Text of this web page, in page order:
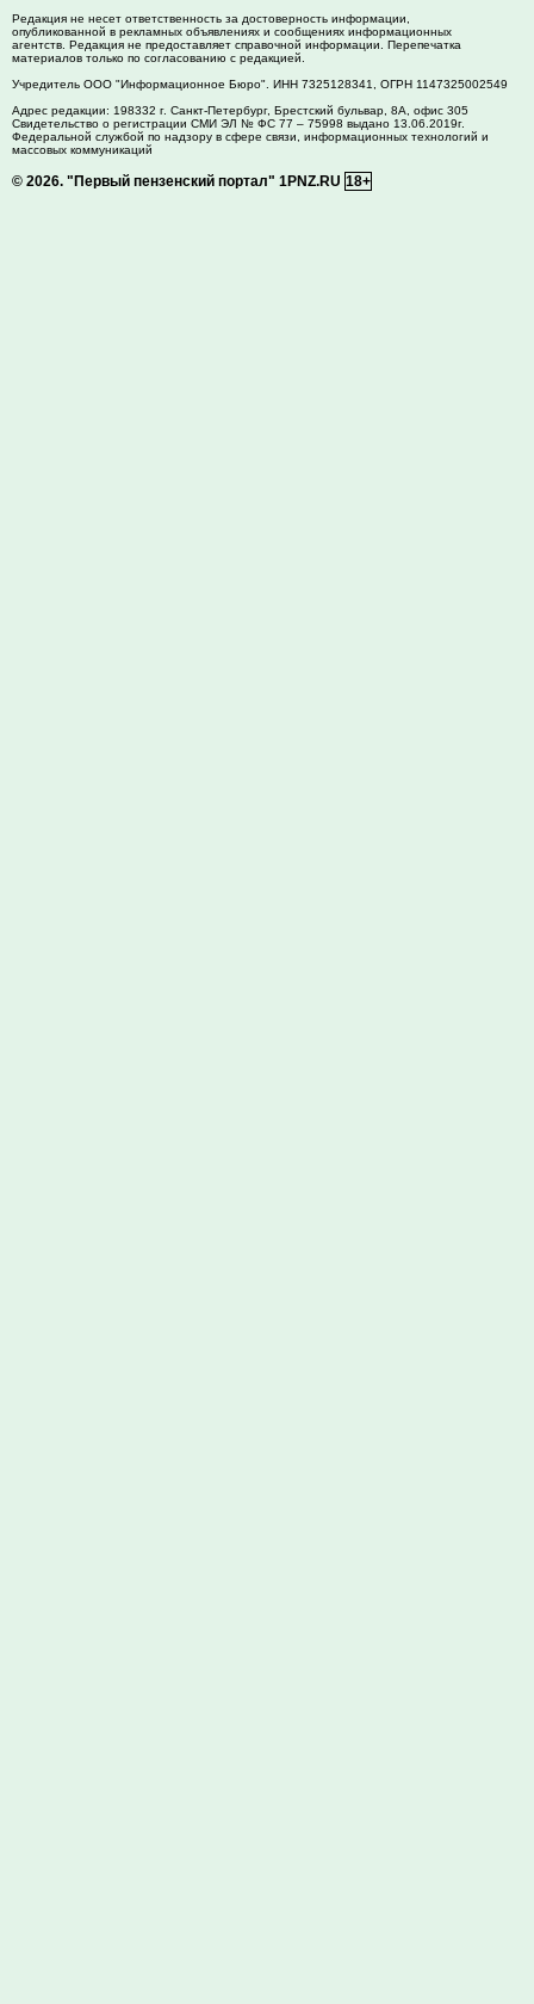
Редакция не несет ответственность за достоверность информации,
опубликованной в рекламных объявлениях и сообщениях информационных
агентств. Редакция не предоставляет справочной информации. Перепечатка
материалов только по согласованию с редакцией.
Учредитель ООО "Информационное Бюро". ИНН 7325128341, ОГРН 1147325002549
Адрес редакции: 198332 г. Санкт-Петербург, Брестский бульвар, 8А, офис 305
Свидетельство о регистрации СМИ ЭЛ № ФС 77 – 75998 выдано 13.06.2019г.
Федеральной службой по надзору в сфере связи, информационных технологий и
массовых коммуникаций
© 2026. "Первый пензенский портал" 1PNZ.RU 18+